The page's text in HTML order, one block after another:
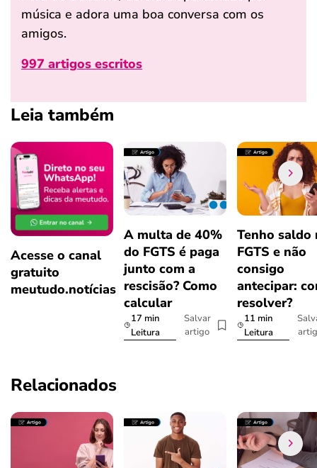
música e adora uma boa conversa com os
amigos.
997 artigos escritos
Leia também
Acesse o canal
gratuito
meutudo.notícias
A multa de 40%
do FGTS é paga
junto com a
rescisão? Como
calcular
17 min
Leitura
Salvar
artigo
Tenho saldo
FGTS e não
consigo
antecipar:
resolver?
11 min
Leitura
Relacionados